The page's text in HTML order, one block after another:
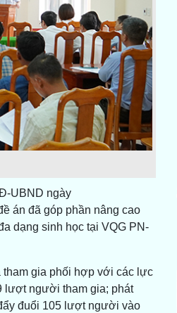
UBND ngày
án đã góp phần nâng cao
dạng sinh học tại VQG PN-
tham gia phối hợp với các lực
lượt người tham gia; phát
đuổi 105 lượt người vào